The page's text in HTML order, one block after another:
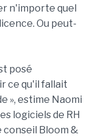
n'importe quel
Ou peut-
posé
ce qu'il fallait
», estime Naomi
logiciels de RH
conseil Bloom &